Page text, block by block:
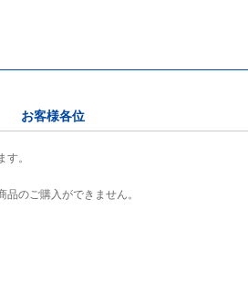
お客様各位
。
のご購入ができません。